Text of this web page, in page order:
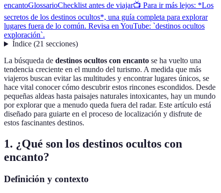
encantoGlossarioChecklist antes de viajar📺 Para ir más lejos: *Los
secretos de los destinos ocultos*, una guía completa para explorar
lugares fuera de lo común. Revisa en YouTube: `destinos ocultos
exploración`.
Índice(21 secciones)
La búsqueda de destinos ocultos con encanto se ha vuelto una
tendencia creciente en el mundo del turismo. A medida que más
viajeros buscan evitar las multitudes y encontrar lugares únicos, se
hace vital conocer cómo descubrir estos rincones escondidos. Desde
pequeñas aldeas hasta paisajes naturales intoxicantes, hay un mundo
por explorar que a menudo queda fuera del radar. Este artículo está
diseñado para guiarte en el proceso de localización y disfrute de
estos fascinantes destinos.
1. ¿Qué son los destinos ocultos con
encanto?
Definición y contexto